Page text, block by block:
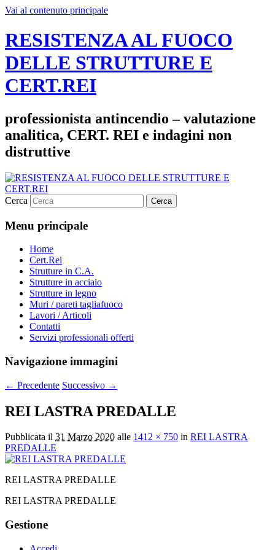
Vai al contenuto principale
RESISTENZA AL FUOCO
DELLE STRUTTURE E
CERT.REI
professionista antincendio – valutazione
analitica, CERT. REI e indagini non
distruttive
Cerca
Menu principale
Home
Cert.Rei
Strutture in C.A.
Strutture in acciaio
Strutture in legno
Muri / pareti tagliafuoco
Lavori / Articoli
Contatti
Servizi professionali offerti
Navigazione immagini
← Precedente Successivo →
REI LASTRA PREDALLE
Pubblicata il 31 Marzo 2020 alle 1412 × 750 in REI LASTRA
PREDALLE
REI LASTRA PREDALLE
REI LASTRA PREDALLE
Gestione